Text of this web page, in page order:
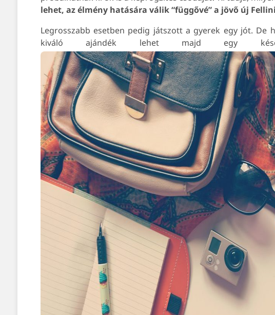
lehet, az élmény hatására válik “függővé” a jövő új
Legrosszabb esetben pedig játszott a gyerek egy jót. De
kiváló ajándék lehet majd egy